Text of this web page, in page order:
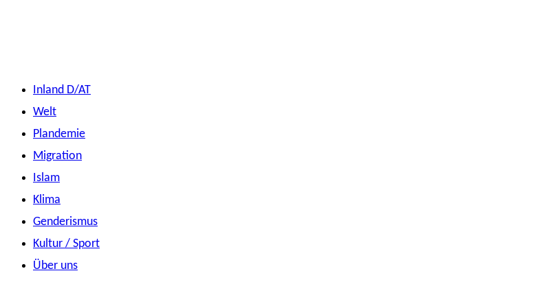
Inland D/AT
Welt
Plandemie
Migration
Islam
Klima
Genderismus
Kultur / Sport
Über uns